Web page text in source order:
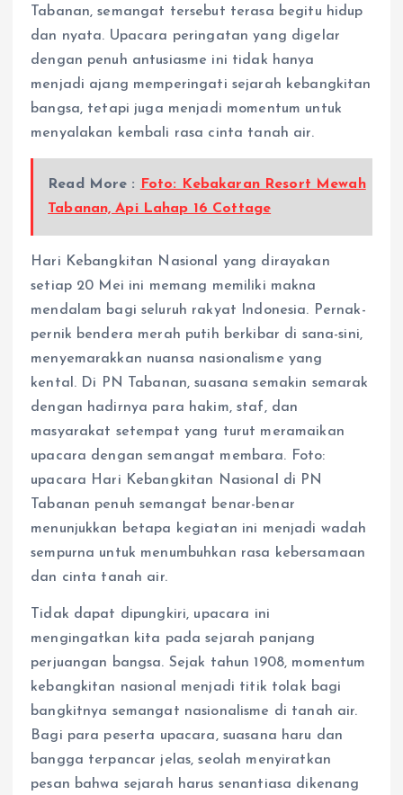
Tabanan, semangat tersebut terasa begitu hidup
dan nyata. Upacara peringatan yang digelar
dengan penuh antusiasme ini tidak hanya
menjadi ajang memperingati sejarah kebangkitan
bangsa, tetapi juga menjadi momentum untuk
menyalakan kembali rasa cinta tanah air.
Read More :
Foto: Kebakaran Resort Mewah
Tabanan, Api Lahap 16 Cottage
Hari Kebangkitan Nasional yang dirayakan
setiap 20 Mei ini memang memiliki makna
mendalam bagi seluruh rakyat Indonesia. Pernak-
pernik bendera merah putih berkibar di sana-sini,
menyemarakkan nuansa nasionalisme yang
kental. Di PN Tabanan, suasana semakin semarak
dengan hadirnya para hakim, staf, dan
masyarakat setempat yang turut meramaikan
upacara dengan semangat membara. Foto:
upacara Hari Kebangkitan Nasional di PN
Tabanan penuh semangat benar-benar
menunjukkan betapa kegiatan ini menjadi wadah
sempurna untuk menumbuhkan rasa kebersamaan
dan cinta tanah air.
Tidak dapat dipungkiri, upacara ini
mengingatkan kita pada sejarah panjang
perjuangan bangsa. Sejak tahun 1908, momentum
kebangkitan nasional menjadi titik tolak bagi
bangkitnya semangat nasionalisme di tanah air.
Bagi para peserta upacara, suasana haru dan
bangga terpancar jelas, seolah menyiratkan
pesan bahwa sejarah harus senantiasa dikenang